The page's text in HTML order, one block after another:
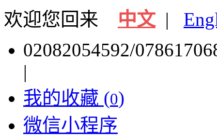
欢迎您回来 中文 |
02082054592/
|
我的收藏 (0)
微信小程序